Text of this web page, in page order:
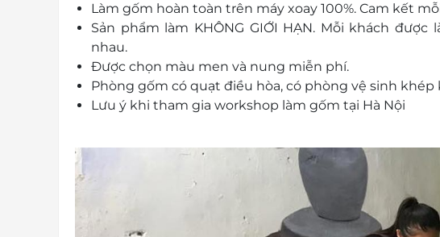
Làm gốm hoàn toàn trên máy xoay 100%. Cam kết
Sản phẩm làm KHÔNG GIỚI HẠN. Mỗi khách
nhau.
Được chọn màu men và nung miễn phí.
Phòng gốm có quạt điều hòa, có phòng vệ sinh khép
Lưu ý khi tham gia workshop làm gốm tại Hà Nội